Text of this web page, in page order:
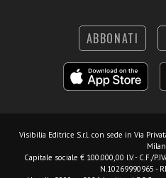
ABBONATI
Visibilia Editrice S.r.l. con sede in Via
Capitale sociale € 100.000,00 I.V. - C.F./
N.10269990965 -